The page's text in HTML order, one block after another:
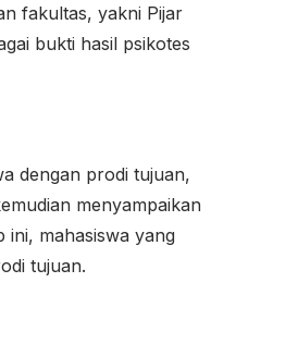
fakultas, yakni Pijar
bukti hasil psikotes
dengan prodi tujuan,
menyampaikan
ini, mahasiswa yang
tujuan.